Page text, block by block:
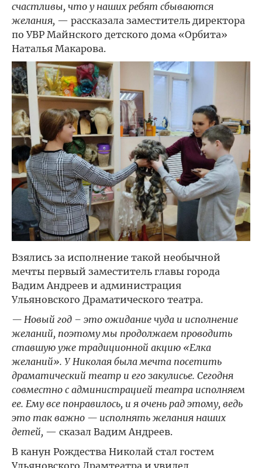
счастливы, что у наших ребят сбываются
желания, — рассказала заместитель директора
по УВР Майнского детского дома «Орбита»
Наталья Макарова.
Взялись за исполнение такой необычной
мечты первый заместитель главы города
Вадим Андреев и администрация
Ульяновского Драматического театра.
— Новый год – это ожидание чуда и исполнение
желаний, поэтому мы продолжаем проводить
ставшую уже традиционной акцию «Елка
желаний». У Николая была мечта посетить
драматический театр и его закулисье. Сегодня
совместно с администрацией театра исполняем
ее. Ему все понравилось, и я очень рад этому, ведь
это так важно — исполнять желания наших
детей, — сказал Вадим Андреев.
В канун Рождества Николай стал гостем